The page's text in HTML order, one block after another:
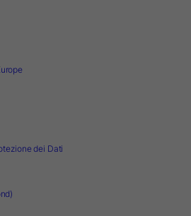
dei Dati